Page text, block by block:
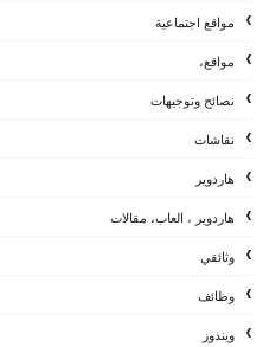
مواقع اجتماعية
مواقع،
نصائح وتوجيهات
نقاشات
هاردوير
هاردوير ، العاب، مقالات
وثائقي
وظائف
ويندوز